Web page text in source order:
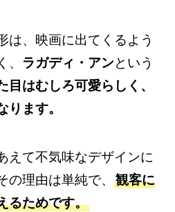
は、映画に出てくるよう
ラガディ・アンという
目はむしろ可愛らしく、
ります。
えて不気味なデザインに
の理由は単純で、 観客に
るためです。